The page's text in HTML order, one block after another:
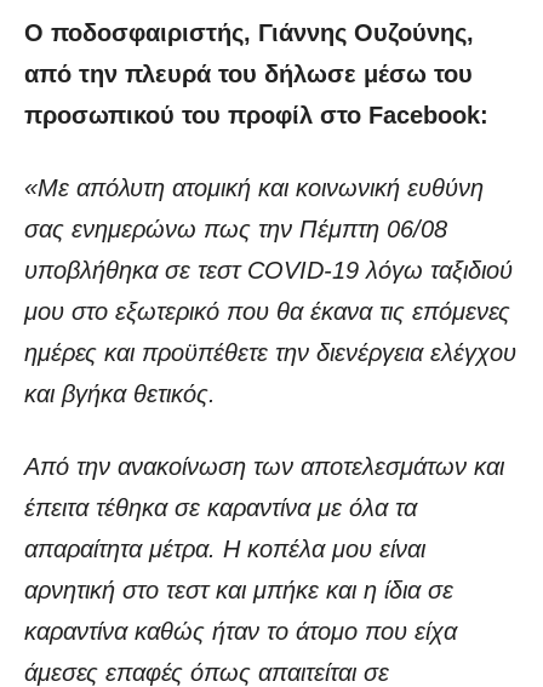
Ο ποδοσφαιριστής, Γιάννης Ουζούνης,
από την πλευρά του δήλωσε μέσω του
προσωπικού του προφίλ στο Facebook:
«Με απόλυτη ατομική και κοινωνική ευθύνη
σας ενημερώνω πως την Πέμπτη 06/08
υποβλήθηκα σε τεστ COVID-19 λόγω ταξιδιού
μου στο εξωτερικό που θα έκανα τις επόμενες
ημέρες και προϋπέθετε την διενέργεια ελέγχου
και βγήκα θετικός.
Από την ανακοίνωση των αποτελεσμάτων και
έπειτα τέθηκα σε καραντίνα με όλα τα
απαραίτητα μέτρα. Η κοπέλα μου είναι
αρνητική στο τεστ και μπήκε και η ίδια σε
καραντίνα καθώς ήταν το άτομο που είχα
άμεσες επαφές όπως απαιτείται σε